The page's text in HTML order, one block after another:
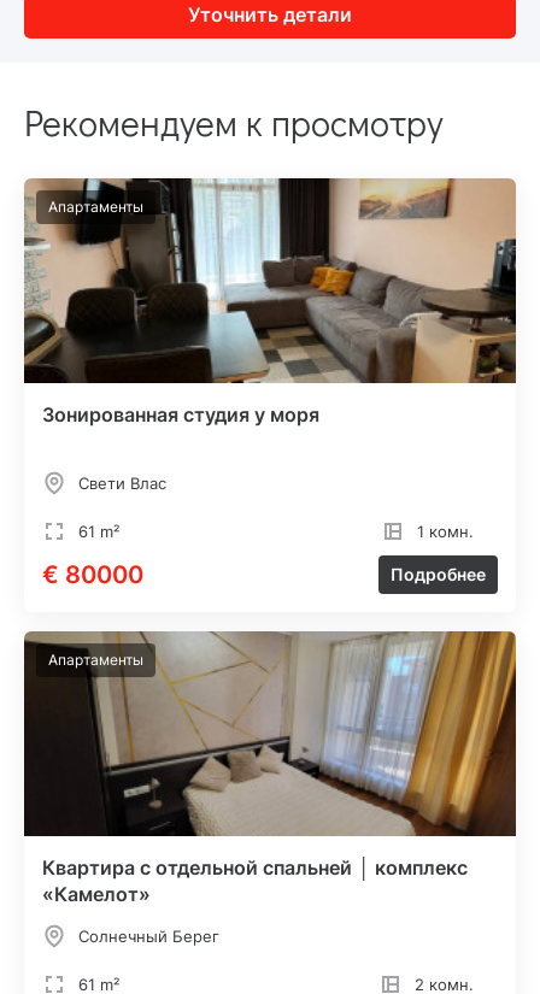
Уточнить детали
Рекомендуем к просмотру
Апартаменты
Зонированная студия у моря
Свети Влас
61 m² 1 комн.
€ 80000 Подробнее
Апартаменты
Квартира с отдельной спальней │ комплекс
«Камелот»
Солнечный Берег
61 m² 2 комн.